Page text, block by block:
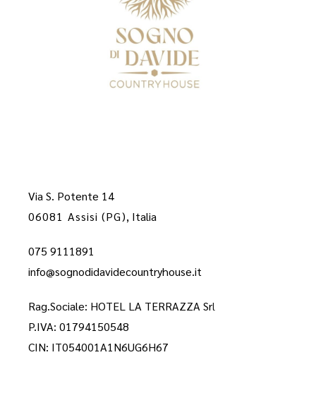
Via S. Potente 14
06081 Assisi (PG), Italia
075 9111891
info@sognodidavidecountryhouse.it
Rag.Sociale: HOTEL LA TERRAZZA Srl
P.IVA: 01794150548
CIN: IT054001A1N6UG6H67